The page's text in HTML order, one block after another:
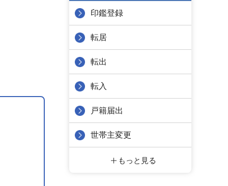
印鑑登録
転居
転出
転入
戸籍届出
世帯主変更
もっと見る